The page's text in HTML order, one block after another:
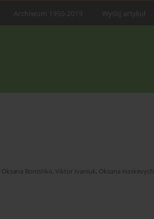
Archiwum 1950-2019 Wyślij artykuł
Oksana Bonishko, Viktor Ivaniuk, Oksana Haskevych